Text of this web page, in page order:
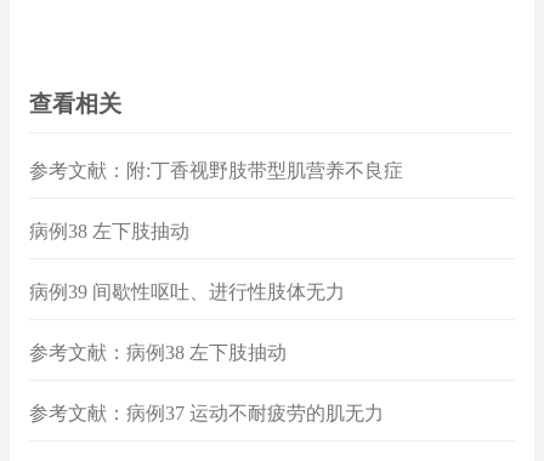
查看相关
参考文献：附:丁香视野肢带型肌营养不良症
病例38 左下肢抽动
病例39 间歇性呕吐、进行性肢体无力
参考文献：病例38 左下肢抽动
参考文献：病例37 运动不耐疲劳的肌无力